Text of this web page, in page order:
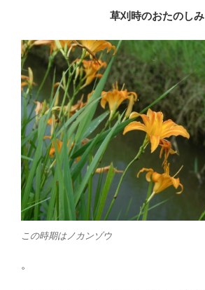
草刈時のおたのしみ
この時期はノカンゾウ
。